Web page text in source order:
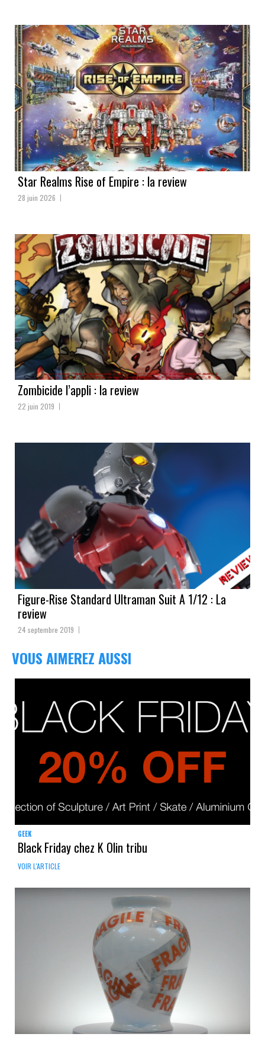
Star Realms Rise of Empire : la review
28 juin 2026
Zombicide l’appli : la review
22 juin 2019
Figure-Rise Standard Ultraman Suit A 1/12 : La
review
24 septembre 2019
VOUS AIMEREZ AUSSI
GEEK
Black Friday chez K Olin tribu
VOIR L'ARTICLE